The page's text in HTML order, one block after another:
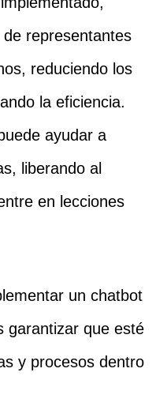
representantes
reduciendo los
la eficiencia.
ayudar a
liberando al
en lecciones
un chatbot
garantizar que esté
y procesos dentro